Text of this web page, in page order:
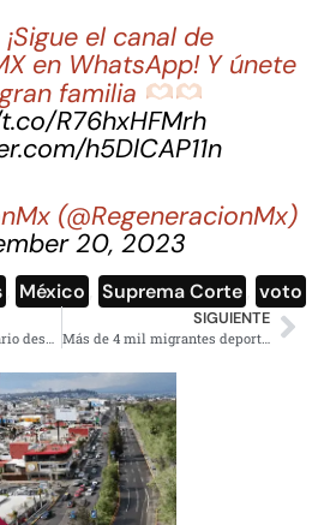
¡Sigue el canal de
en WhatsApp! Y únete
familia
R76hxHFMrh
h5DlCAP11n
(@RegeneracionMx)
20, 2023
México Suprema Corte voto
SIGUIENTE
Más de 4 mil migrantes deportados del 20 al 26 de enero: Sheinbaum